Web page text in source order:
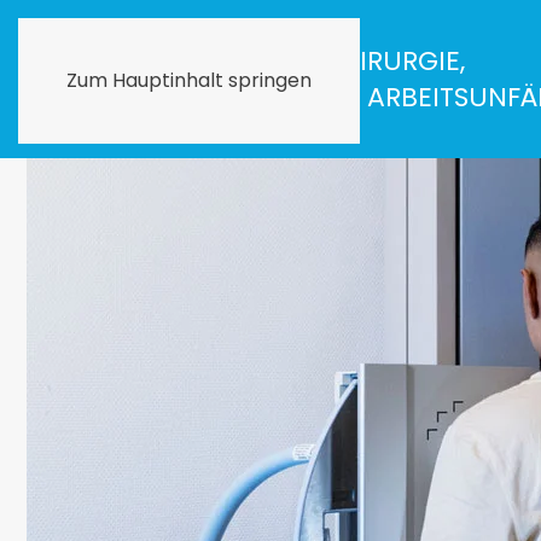
Zum Hauptinhalt springen
PRAXIS FÜR CHIRURGIE,
ORTHOPÄDIE &